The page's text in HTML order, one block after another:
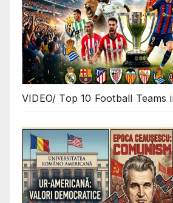
VIDEO/ Top 10 Football Teams